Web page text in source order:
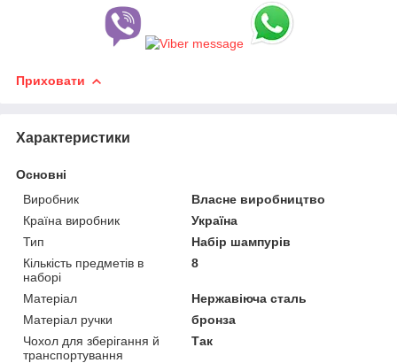
Приховати
Характеристики
Основні
Виробник
Власне виробництво
Країна виробник
Україна
Тип
Набір шампурів
Кількість предметів в
наборі
8
Матеріал
Нержавіюча сталь
Матеріал ручки
бронза
Чохол для зберігання й
транспортування
Так